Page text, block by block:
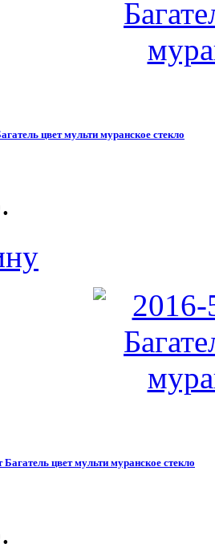
цвет мульти муранское стекло
цвет мульти муранское стекло